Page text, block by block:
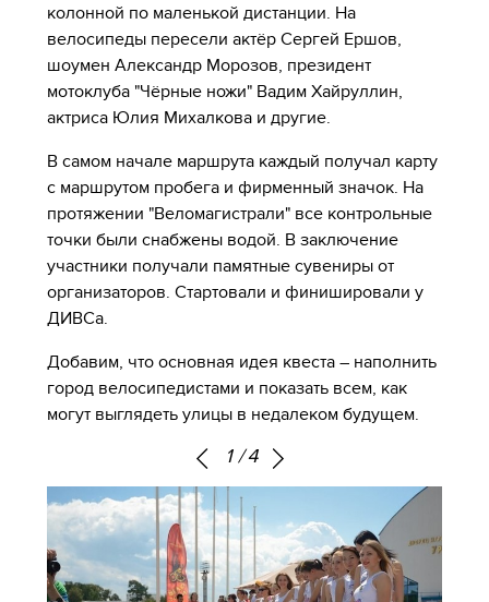
колонной по маленькой дистанции. На
велосипеды пересели актёр Сергей Ершов,
шоумен Александр Морозов, президент
мотоклуба "Чёрные ножи" Вадим Хайруллин,
актриса Юлия Михалкова и другие.
В самом начале маршрута каждый получал карту
с маршрутом пробега и фирменный значок. На
протяжении "Веломагистрали" все контрольные
точки были снабжены водой. В заключение
участники получали памятные сувениры от
организаторов. Стартовали и финишировали у
ДИВСа.
Добавим, что основная идея квеста – наполнить
город велосипедистами и показать всем, как
могут выглядеть улицы в недалеком будущем.
1/4